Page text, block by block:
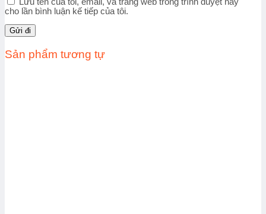
cho lần bình luận kế tiếp của tôi.
Sản phẩm tương tự